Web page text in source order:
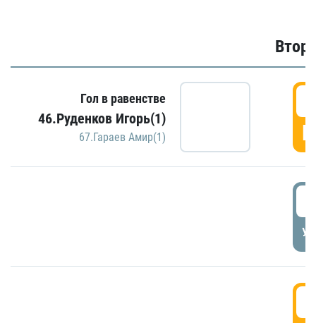
Гол в равенстве
46.Руденков Игорь(1)
67.Гараев Амир(1)